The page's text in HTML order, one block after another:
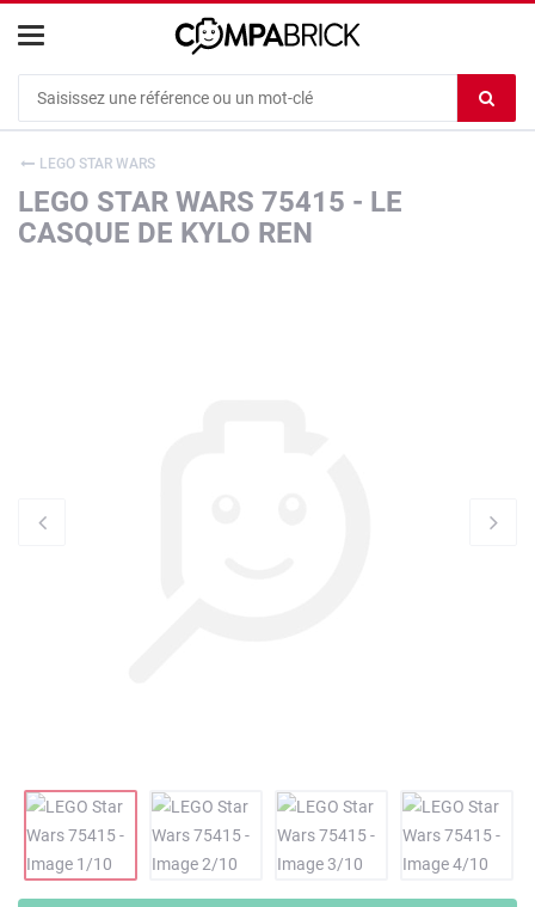
le
LEGO STAR WARS
LEGO STAR WARS 75415 - LE
CASQUE DE KYLO REN
Cookies management panel